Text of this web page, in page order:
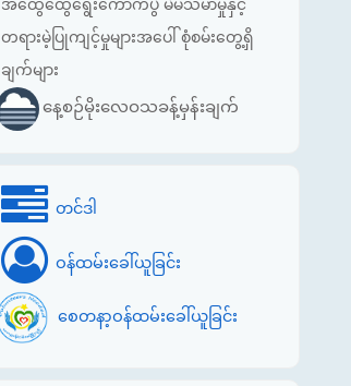
အထွေထွေရွေးကောက်ပွဲ မဲမသမာမှုနှင့်
တရားမဲ့ပြုကျင့်မှုများအပေါ် စုံစမ်းတွေ့ရှိ
ချက်များ
နေ့စဉ်မိုးလေဝသခန့်မှန်းချက်
တင်ဒါ
ဝန်ထမ်းခေါ်ယူခြင်း
စေတနာ့ဝန်ထမ်းခေါ်ယူခြင်း